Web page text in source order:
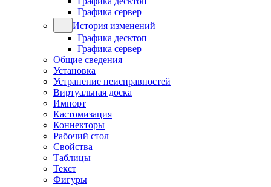
Графика сервер
История изменений
Графика десктоп
Графика сервер
Общие сведения
Установка
Устранение неисправностей
Виртуальная доска
Импорт
Кастомизация
Коннекторы
Рабочий стол
Свойства
Таблицы
Текст
Фигуры